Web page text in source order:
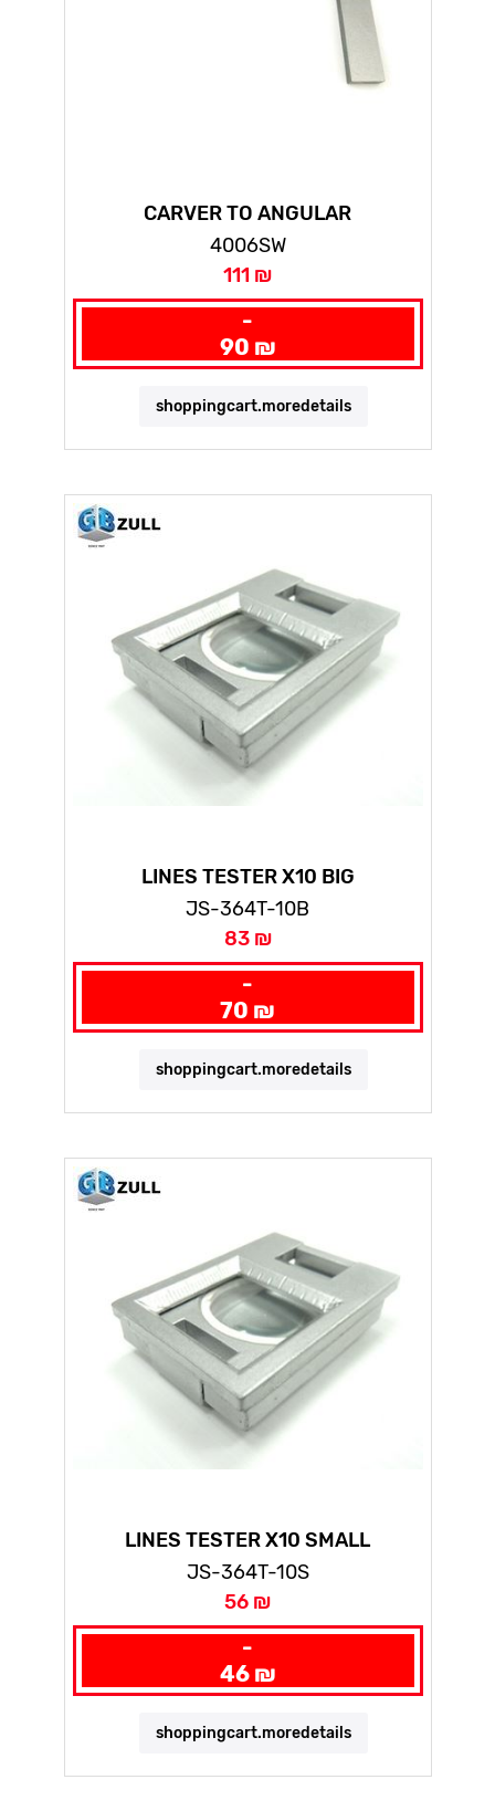
CARVER TO ANGULAR
4006SW
111 ₪
-
90 ₪
shoppingcart.moredetails
LINES TESTER X10 BIG
JS-364T-10B
83 ₪
-
70 ₪
shoppingcart.moredetails
LINES TESTER X10 SMALL
JS-364T-10S
56 ₪
-
46 ₪
shoppingcart.moredetails